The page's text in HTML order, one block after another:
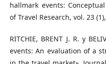
hallmark events:
of Travel Research, vol. 23
RITCHIE, BRENT J. R. y
events: An evaluation of a